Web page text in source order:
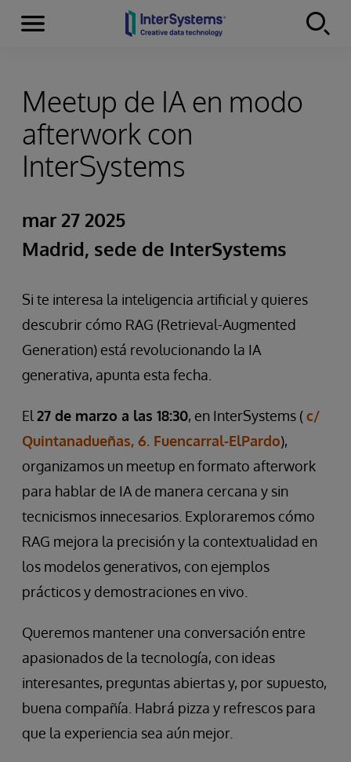
Skip to content
Secciones
Meetup de IA en modo
afterwork con
InterSystems
mar 27 2025
Madrid, sede de InterSystems
Si te interesa la inteligencia artificial y quieres
descubrir cómo RAG (Retrieval-Augmented
Generation) está revolucionando la IA
generativa, apunta esta fecha.
El 27 de marzo a las 18:30, en InterSystems (c/
Quintanadueñas, 6. Fuencarral-ElPardo),
organizamos un meetup en formato afterwork
para hablar de IA de manera cercana y sin
tecnicismos innecesarios. Exploraremos cómo
RAG mejora la precisión y la contextualidad en
los modelos generativos, con ejemplos
prácticos y demostraciones en vivo.
Queremos mantener una conversación entre
apasionados de la tecnología, con ideas
interesantes, preguntas abiertas y, por supuesto,
buena compañía. Habrá pizza y refrescos para
que la experiencia sea aún mejor.